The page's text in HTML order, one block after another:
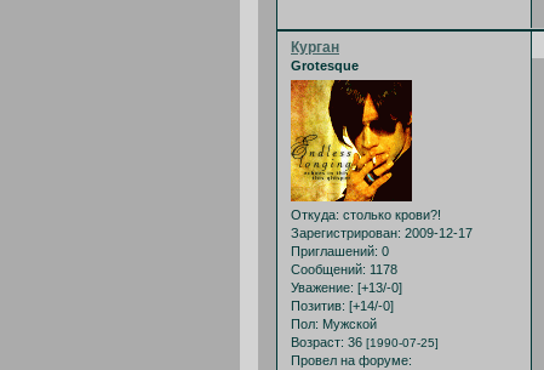
Курган
Grotesque
Откуда: столько крови?!
Зарегистрирован: 2009-12-17
Приглашений: 0
Сообщений: 1178
Уважение: [+13/-0]
Позитив: [+14/-0]
Пол: Мужской
Возраст: 36 [1990-07-25]
Провел на форуме: